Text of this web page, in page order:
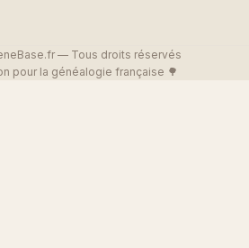
— Tous droits réservés
pour la généalogie française 🌳